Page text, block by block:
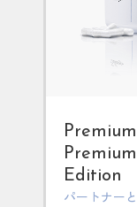
Edition
パートナー